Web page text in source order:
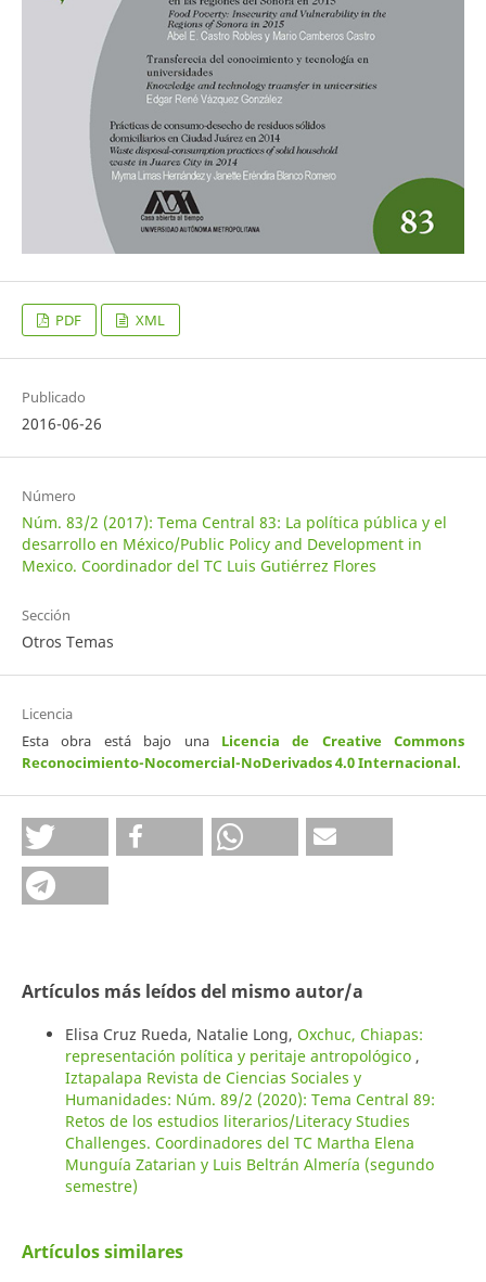
PDF XML
Publicado
2016-06-26
Número
Núm. 83/2 (2017): Tema Central 83: La política pública y el
desarrollo en México/Public Policy and Development in
Mexico. Coordinador del TC Luis Gutiérrez Flores
Sección
Otros Temas
Licencia
Esta obra está bajo una Licencia de Creative Commons
Reconocimiento-Nocomercial-NoDerivados 4.0 Internacional.
Artículos más leídos del mismo autor/a
Elisa Cruz Rueda, Natalie Long, Oxchuc, Chiapas:
representación política y peritaje antropológico ,
Iztapalapa Revista de Ciencias Sociales y
Humanidades: Núm. 89/2 (2020): Tema Central 89:
Retos de los estudios literarios/Literacy Studies
Challenges. Coordinadores del TC Martha Elena
Munguía Zatarian y Luis Beltrán Almería (segundo
semestre)
Artículos similares